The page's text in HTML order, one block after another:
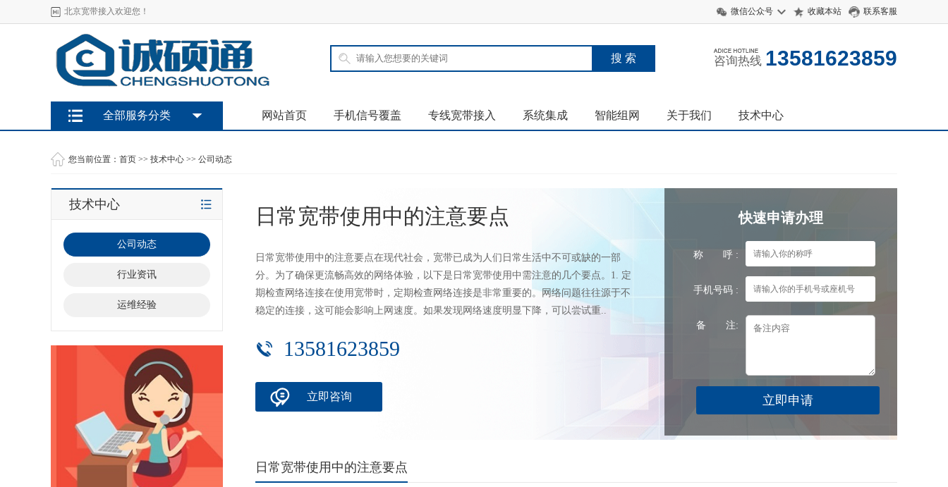
北京宽带接入欢迎您！ 微信公众号 收藏本站 联系客服
咨询热线 13581623859
网站首页 手机信号覆盖 专线宽带接入 系统集成 智能组网 关于我们 技术中心
全部服务分类
您当前位置： 首页 >> 技术中心 >> 公司动态
技术中心
公司动态
行业资讯
运维经验
日常宽带使用中的注意要点
日常宽带使用中的注意要点在现代社会，宽带已成为人们日常生活中不可或缺的一部
分。为了确保更流畅高效的网络体验，以下是日常宽带使用中需注意的几个要点。1. 定
期检查网络连接在使用宽带时，定期检查网络连接是非常重要的。网络问题往往源于不
稳定的连接，这可能会影响上网速度。如果发现网络速度明显下降，可以尝试重..
13581623859
立即咨询
快速申请办理
称 呼 :
手机号码 :
备 注:
日常宽带使用中的注意要点